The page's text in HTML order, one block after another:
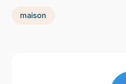
maison